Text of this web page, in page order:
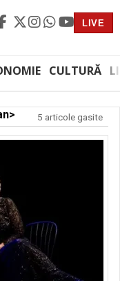
LIVE
CULTURĂ
5 articole gasite